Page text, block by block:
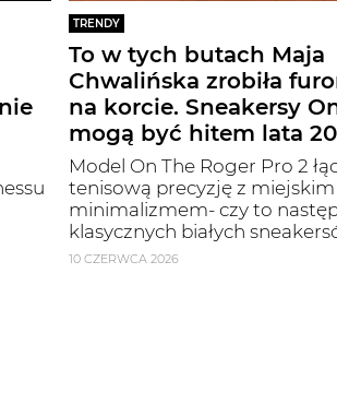
TRENDY
To w tych butach Maja
Chwalińska zrobiła
na korcie. Sneakersy
mogą być hitem lata
Model On The Roger Pro 2
tenisową precyzję z miejskim
minimalizmem- czy to
klasycznych białych
10 CZERWCA 2026